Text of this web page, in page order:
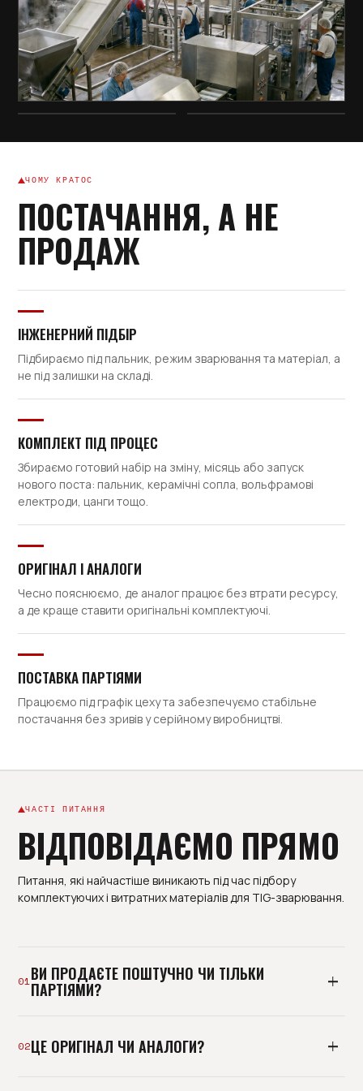
ЧОМУ КРАТОС
ПОСТАЧАННЯ, А НЕ
ПРОДАЖ
ІНЖЕНЕРНИЙ ПІДБІР
Підбираємо під пальник, режим зварювання та матеріал, а
не під залишки на складі.
КОМПЛЕКТ ПІД ПРОЦЕС
Збираємо готовий набір на зміну, місяць або запуск
нового поста: пальник, керамічні сопла, вольфрамові
електроди, цанги тощо.
ОРИГІНАЛ І АНАЛОГИ
Чесно пояснюємо, де аналог працює без втрати ресурсу,
а де краще ставити оригінальні комплектуючі.
ПОСТАВКА ПАРТІЯМИ
Працюємо під графік цеху та забезпечуємо стабільне
постачання без зривів у серійному виробництві.
ЧАСТІ ПИТАННЯ
ВІДПОВІДАЄМО ПРЯМО
Питання, які найчастіше виникають під час підбору
комплектуючих і витратних матеріалів для TIG-зварювання.
01ВИ ПРОДАЄТЕ ПОШТУЧНО ЧИ ТІЛЬКИ
ПАРТІЯМИ?
партіями під план споживання, але можемо
02ЦЕ ОРИГІНАЛ ЧИ АНАЛОГИ?